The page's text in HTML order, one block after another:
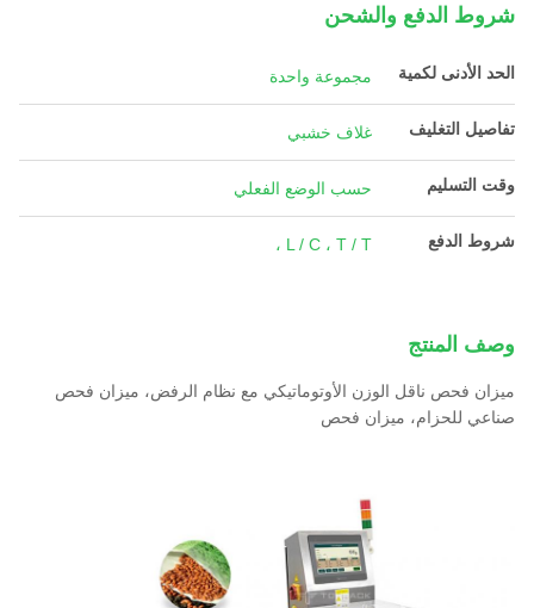
شروط الدفع والشحن
الحد الأدنى لكمية مجموعة واحدة
تفاصيل التغليف غلاف خشبي
وقت التسليم حسب الوضع الفعلي
شروط الدفع L / C ، T / T ،
وصف المنتج
ميزان فحص ناقل الوزن الأوتوماتيكي مع نظام الرفض، ميزان فحص
صناعي للحزام، ميزان فحص